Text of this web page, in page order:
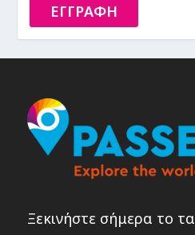
ΕΓΓΡΑΦΗ
Ξεκινήστε σήμερα το